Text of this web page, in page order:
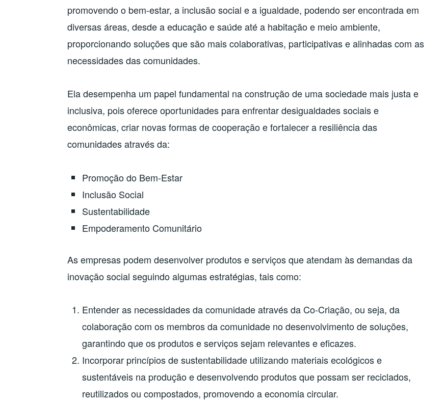
promovendo o bem-estar, a inclusão social e a igualdade, podendo ser encontrada em
diversas áreas, desde a educação e saúde até a habitação e meio ambiente,
proporcionando soluções que são mais colaborativas, participativas e alinhadas com as
necessidades das comunidades.
Ela desempenha um papel fundamental na construção de uma sociedade mais justa e
inclusiva, pois oferece oportunidades para enfrentar desigualdades sociais e
econômicas, criar novas formas de cooperação e fortalecer a resiliência das
comunidades através da:
Promoção do Bem-Estar
Inclusão Social
Sustentabilidade
Empoderamento Comunitário
As empresas podem desenvolver produtos e serviços que atendam às demandas da
inovação social seguindo algumas estratégias, tais como:
Entender as necessidades da comunidade através da Co-Criação, ou seja, da
colaboração com os membros da comunidade no desenvolvimento de soluções,
garantindo que os produtos e serviços sejam relevantes e eficazes.
Incorporar princípios de sustentabilidade utilizando materiais ecológicos e
sustentáveis na produção e desenvolvendo produtos que possam ser reciclados,
reutilizados ou compostados, promovendo a economia circular.